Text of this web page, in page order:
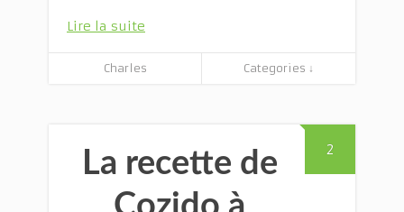
Lire la suite
Charles Categories ↓
2
La recette de